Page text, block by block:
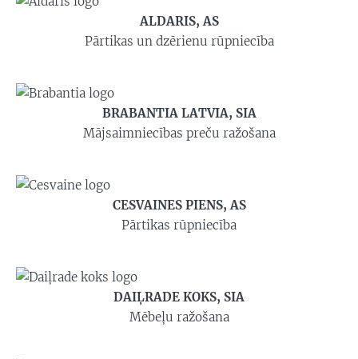
ALDARIS, AS
Pārtikas un dzērienu rūpniecība
BRABANTIA LATVIA, SIA
Mājsaimniecības preču ražošana
CESVAINES PIENS, AS
Pārtikas rūpniecība
DAIĻRADE KOKS, SIA
Mēbeļu ražošana